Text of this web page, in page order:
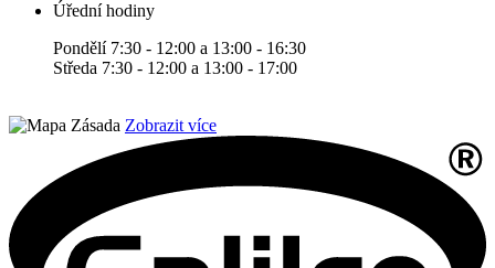
Úřední hodiny
Pondělí 7:30 - 12:00 a 13:00 - 16:30
Středa 7:30 - 12:00 a 13:00 - 17:00
Zobrazit více